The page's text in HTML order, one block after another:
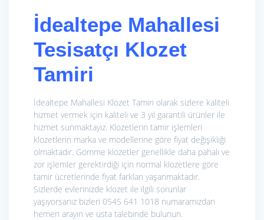
İdealtepe Mahallesi
Tesisatçı Klozet
Tamiri
İdealtepe Mahallesi Klozet Tamiri olarak sizlere kaliteli
hizmet vermek için kaliteli ve 3 yıl garantili ürünler ile
hizmet sunmaktayız. Klozetlerin tamir işlemleri
klozetlerin marka ve modellerine göre fiyat değişikliği
olmaktadır. Gömme klozetler genellikle daha pahalı ve
zor işlemler gerektirdiği için normal klozetlere göre
tamir ücretlerinde fiyat farkları yaşanmaktadır.
Sizlerde evlerinizde klozet ile ilgili sorunlar
yaşıyorsanız bizleri 0545 641 1018 numaramızdan
hemen arayın ve usta talebinde bulunun.